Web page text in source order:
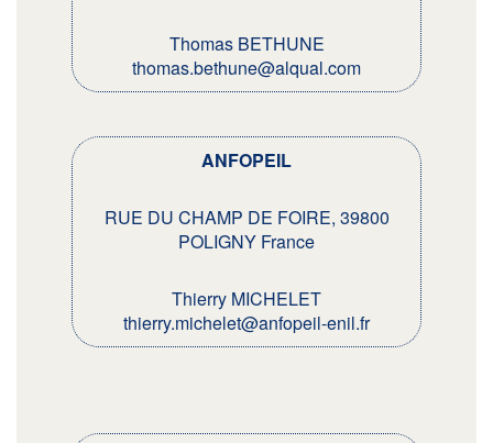
Thomas BETHUNE
thomas.bethune@alqual.com
ANFOPEIL
RUE DU CHAMP DE FOIRE, 39800
POLIGNY France
Thierry MICHELET
thierry.michelet@anfopeil-enil.fr